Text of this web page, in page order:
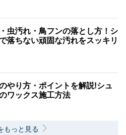
虫汚れ・鳥フンの落とし方！シ
落ちない頑固な汚れをスッキリ
やり方・ポイントを解説!シュ
ワックス施工方法
もっと見る